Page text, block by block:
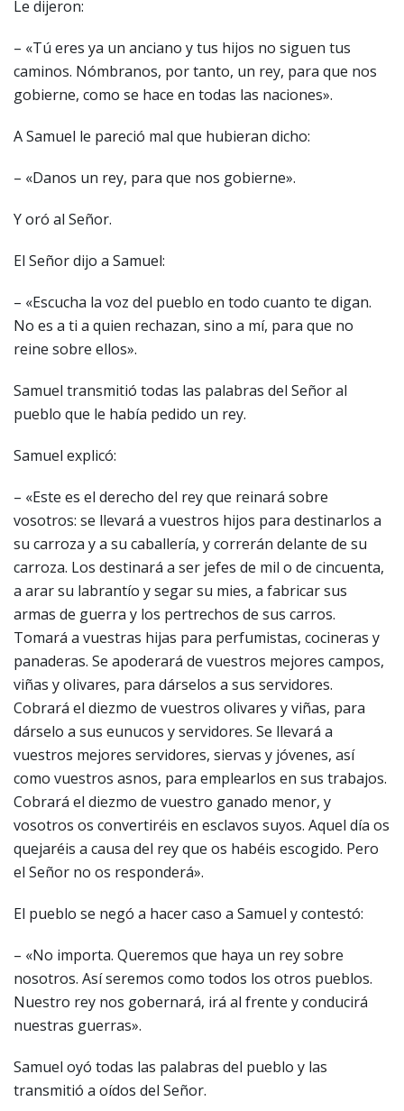
Le dijeron:
– «Tú eres ya un anciano y tus hijos no siguen tus
caminos. Nómbranos, por tanto, un rey, para que nos
gobierne, como se hace en todas las naciones».
A Samuel le pareció mal que hubieran dicho:
– «Danos un rey, para que nos gobierne».
Y oró al Señor.
El Señor dijo a Samuel:
– «Escucha la voz del pueblo en todo cuanto te digan.
No es a ti a quien rechazan, sino a mí, para que no
reine sobre ellos».
Samuel transmitió todas las palabras del Señor al
pueblo que le había pedido un rey.
Samuel explicó:
– «Este es el derecho del rey que reinará sobre
vosotros: se llevará a vuestros hijos para destinarlos a
su carroza y a su caballería, y correrán delante de su
carroza. Los destinará a ser jefes de mil o de cincuenta,
a arar su labrantío y segar su mies, a fabricar sus
armas de guerra y los pertrechos de sus carros.
Tomará a vuestras hijas para perfumistas, cocineras y
panaderas. Se apoderará de vuestros mejores campos,
viñas y olivares, para dárselos a sus servidores.
Cobrará el diezmo de vuestros olivares y viñas, para
dárselo a sus eunucos y servidores. Se llevará a
vuestros mejores servidores, siervas y jóvenes, así
como vuestros asnos, para emplearlos en sus trabajos.
Cobrará el diezmo de vuestro ganado menor, y
vosotros os convertiréis en esclavos suyos. Aquel día os
quejaréis a causa del rey que os habéis escogido. Pero
el Señor no os responderá».
El pueblo se negó a hacer caso a Samuel y contestó:
– «No importa. Queremos que haya un rey sobre
nosotros. Así seremos como todos los otros pueblos.
Nuestro rey nos gobernará, irá al frente y conducirá
nuestras guerras».
Samuel oyó todas las palabras del pueblo y las
transmitió a oídos del Señor.